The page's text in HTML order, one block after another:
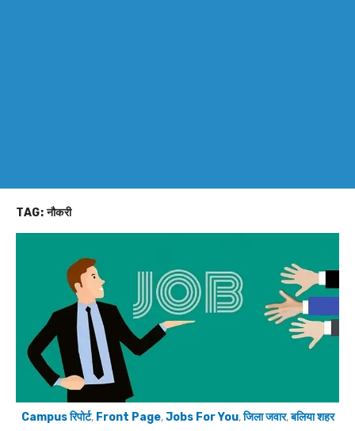
TAG:नौकरी
Campus रिपोर्ट, Front Page,Jobs For You,जिला जवार,बलिया शहर